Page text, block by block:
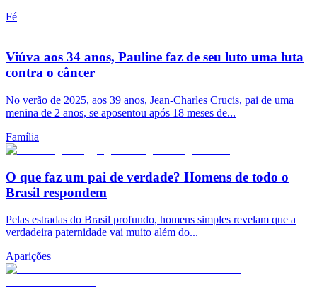
Fé
Viúva aos 34 anos, Pauline faz de seu luto uma luta
contra o câncer
No verão de 2025, aos 39 anos, Jean-Charles Crucis, pai de uma
menina de 2 anos, se aposentou após 18 meses de...
Família
O que faz um pai de verdade? Homens de todo o
Brasil respondem
Pelas estradas do Brasil profundo, homens simples revelam que a
verdadeira paternidade vai muito além do...
Aparições